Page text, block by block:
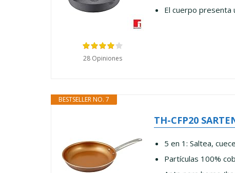
28 Opiniones
El cuerpo presenta
BESTSELLER NO. 7
TH-CFP20
5 en 1: Saltea,
Partículas 100%